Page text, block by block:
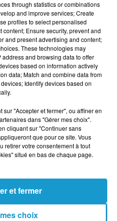
août 2026 à 2h00
2026 : LE
DU
through statistics or combinations
and improve services; Create
profiles to select personalised
Ensure security, prevent and
and present advertising and content;
These technologies may
and browsing data to offer
based on information actively
data; Match and combine data from
Identify devices based on
"Accepter et fermer", ou affiner en
dans "Gérer mes choix".
cliquant sur "Continuer sans
que pour ce site. Vous
retirer votre consentement à tout
situé en bas de chaque page.
choix
et fermer